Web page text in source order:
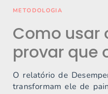
METODOLOGIA
Como usar
provar que
O relatório de
transformam ele de